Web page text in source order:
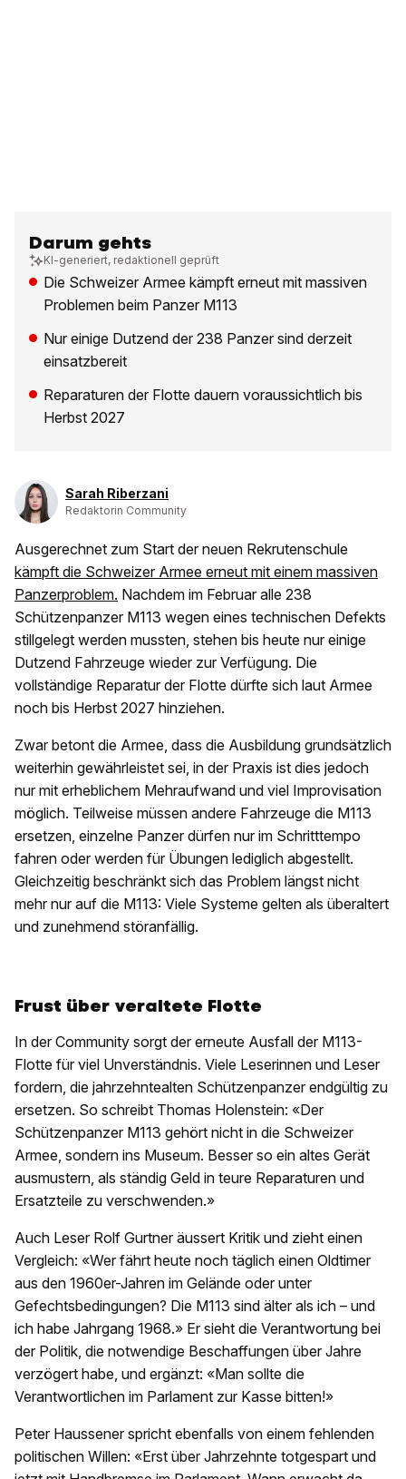
Darum gehts
KI-generiert, redaktionell geprüft
Die Schweizer Armee kämpft erneut mit massiven
Problemen beim Panzer M113
Nur einige Dutzend der 238 Panzer sind derzeit
einsatzbereit
Reparaturen der Flotte dauern voraussichtlich bis
Herbst 2027
Sarah Riberzani
Redaktorin Community
Ausgerechnet zum Start der neuen Rekrutenschule
kämpft die Schweizer Armee erneut mit einem massiven
Panzerproblem. Nachdem im Februar alle 238
Schützenpanzer M113 wegen eines technischen Defekts
stillgelegt werden mussten, stehen bis heute nur einige
Dutzend Fahrzeuge wieder zur Verfügung. Die
vollständige Reparatur der Flotte dürfte sich laut Armee
noch bis Herbst 2027 hinziehen.
Zwar betont die Armee, dass die Ausbildung grundsätzlich
weiterhin gewährleistet sei, in der Praxis ist dies jedoch
nur mit erheblichem Mehraufwand und viel Improvisation
möglich. Teilweise müssen andere Fahrzeuge die M113
ersetzen, einzelne Panzer dürfen nur im Schritttempo
fahren oder werden für Übungen lediglich abgestellt.
Gleichzeitig beschränkt sich das Problem längst nicht
mehr nur auf die M113: Viele Systeme gelten als überaltert
und zunehmend störanfällig.
Frust über veraltete Flotte
In der Community sorgt der erneute Ausfall der M113-
Flotte für viel Unverständnis. Viele Leserinnen und Leser
fordern, die jahrzehntealten Schützenpanzer endgültig zu
ersetzen. So schreibt Thomas Holenstein: «Der
Schützenpanzer M113 gehört nicht in die Schweizer
Armee, sondern ins Museum. Besser so ein altes Gerät
ausmustern, als ständig Geld in teure Reparaturen und
Ersatzteile zu verschwenden.»
Auch Leser Rolf Gurtner äussert Kritik und zieht einen
Vergleich: «Wer fährt heute noch täglich einen Oldtimer
aus den 1960er-Jahren im Gelände oder unter
Gefechtsbedingungen? Die M113 sind älter als ich – und
ich habe Jahrgang 1968.» Er sieht die Verantwortung bei
der Politik, die notwendige Beschaffungen über Jahre
verzögert habe, und ergänzt: «Man sollte die
Verantwortlichen im Parlament zur Kasse bitten!»
Peter Haussener spricht ebenfalls von einem fehlenden
politischen Willen: «Erst über Jahrzehnte totgespart und